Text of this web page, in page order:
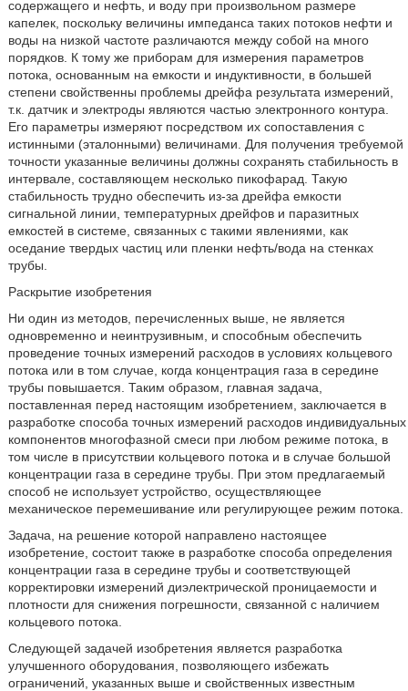
содержащего и нефть, и воду при произвольном размере
капелек, поскольку величины импеданса таких потоков нефти и
воды на низкой частоте различаются между собой на много
порядков. К тому же приборам для измерения параметров
потока, основанным на емкости и индуктивности, в большей
степени свойственны проблемы дрейфа результата измерений,
т.к. датчик и электроды являются частью электронного контура.
Его параметры измеряют посредством их сопоставления с
истинными (эталонными) величинами. Для получения требуемой
точности указанные величины должны сохранять стабильность в
интервале, составляющем несколько пикофарад. Такую
стабильность трудно обеспечить из-за дрейфа емкости
сигнальной линии, температурных дрейфов и паразитных
емкостей в системе, связанных с такими явлениями, как
оседание твердых частиц или пленки нефть/вода на стенках
трубы.
Раскрытие изобретения
Ни один из методов, перечисленных выше, не является
одновременно и неинтрузивным, и способным обеспечить
проведение точных измерений расходов в условиях кольцевого
потока или в том случае, когда концентрация газа в середине
трубы повышается. Таким образом, главная задача,
поставленная перед настоящим изобретением, заключается в
разработке способа точных измерений расходов индивидуальных
компонентов многофазной смеси при любом режиме потока, в
том числе в присутствии кольцевого потока и в случае большой
концентрации газа в середине трубы. При этом предлагаемый
способ не использует устройство, осуществляющее
механическое перемешивание или регулирующее режим потока.
Задача, на решение которой направлено настоящее
изобретение, состоит также в разработке способа определения
концентрации газа в середине трубы и соответствующей
корректировки измерений диэлектрической проницаемости и
плотности для снижения погрешности, связанной с наличием
кольцевого потока.
Следующей задачей изобретения является разработка
улучшенного оборудования, позволяющего избежать
ограничений, указанных выше и свойственных известным